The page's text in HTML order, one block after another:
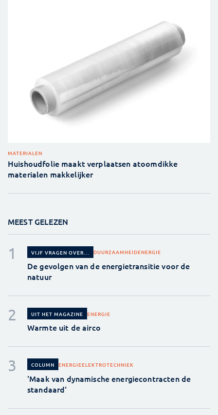
MATERIALEN
Huishoudfolie maakt verplaatsen atoomdikke
materialen makkelijker
MEEST GELEZEN
VIJF VRAGEN OVER... DUURZAAMHEIDENERGIE
De gevolgen van de energietransitie voor de
natuur
UIT HET MAGAZINE ENERGIE
Warmte uit de airco
COLUMN ENERGIEELEKTROTECHNIEK
'Maak van dynamische energiecontracten de
standaard'